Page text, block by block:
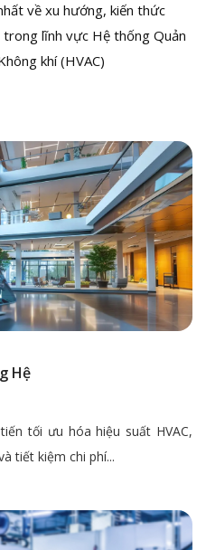
về xu hướng, kiến thức
lĩnh vực Hệ thống Quản
khí (HVAC)
Hệ
tối ưu hóa hiệu suất HVAC,
tiết kiệm chi phí...